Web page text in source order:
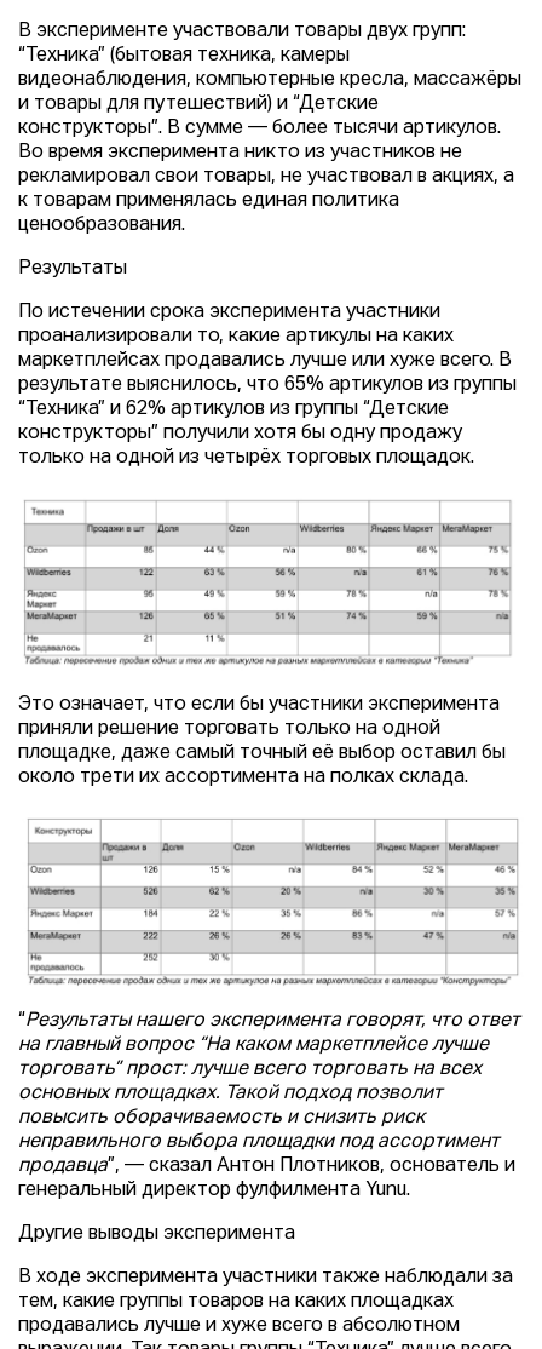
В эксперименте участвовали товары двух групп:
“Техника” (бытовая техника, камеры
видеонаблюдения, компьютерные кресла, массажёры
и товары для путешествий) и “Детские
конструкторы”. В сумме — более тысячи артикулов.
Во время эксперимента никто из участников не
рекламировал свои товары, не участвовал в акциях, а
к товарам применялась единая политика
ценообразования.
Результаты
По истечении срока эксперимента участники
проанализировали то, какие артикулы на каких
маркетплейсах продавались лучше или хуже всего. В
результате выяснилось, что 65% артикулов из группы
“Техника” и 62% артикулов из группы “Детские
конструкторы” получили хотя бы одну продажу
только на одной из четырёх торговых площадок.
Это означает, что если бы участники эксперимента
приняли решение торговать только на одной
площадке, даже самый точный её выбор оставил бы
около трети их ассортимента на полках склада.
“Результаты нашего эксперимента говорят, что ответ
на главный вопрос “На каком маркетплейсе лучше
торговать” прост: лучше всего торговать на всех
основных площадках. Такой подход позволит
повысить оборачиваемость и снизить риск
неправильного выбора площадки под ассортимент
продавца”, — сказал Антон Плотников, основатель и
генеральный директор фулфилмента Yunu.
Другие выводы эксперимента
В ходе эксперимента участники также наблюдали за
тем, какие группы товаров на каких площадках
продавались лучше и хуже всего в абсолютном